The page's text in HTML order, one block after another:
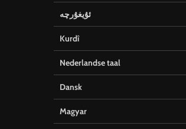
ئۇيغۇرچە
Kurdî
Nederlandse taal
Dansk
Magyar